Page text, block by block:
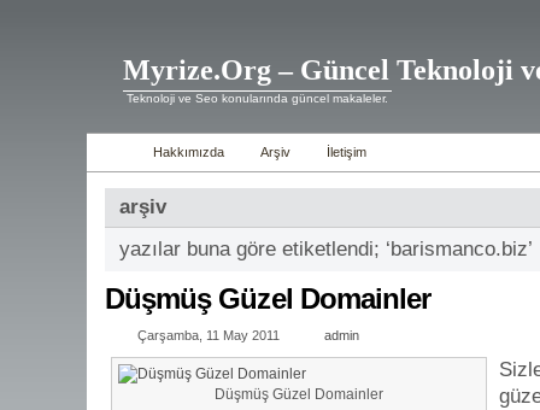
Myrize.Org – Güncel Teknoloji
Teknoloji ve Seo konularında güncel makaleler.
Hakkımızda Arşiv İletişim
arşiv
yazılar buna göre etiketlendi; ‘barismanco.biz’
Düşmüş Güzel Domainler
Çarşamba, 11 May 2011 admin
Düşmüş Güzel Domainler